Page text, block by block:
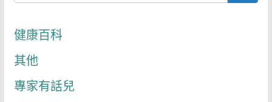
健康百科
其他
專家有話兒